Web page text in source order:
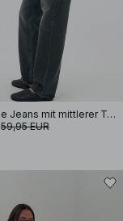
Way gerade Jeans mit mittlerer Taille
59,95 EUR